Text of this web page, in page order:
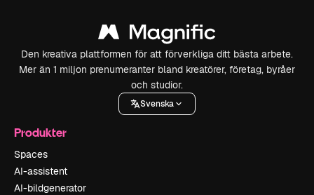
Den kreativa plattformen för att förverkliga ditt bästa arbete.
Mer än 1 miljon prenumeranter bland kreatörer, företag, byråer
och studior.
Svenska
Produkter
Spaces
AI-assistent
AI-bildgenerator